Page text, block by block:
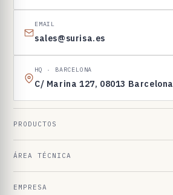
6
3
EMAIL
sales@surisa.es
HQ · BARCELONA
C/ Marina 127, 08013 Barcelona
PRODUCTOS
ÁREA TÉCNICA
EMPRESA